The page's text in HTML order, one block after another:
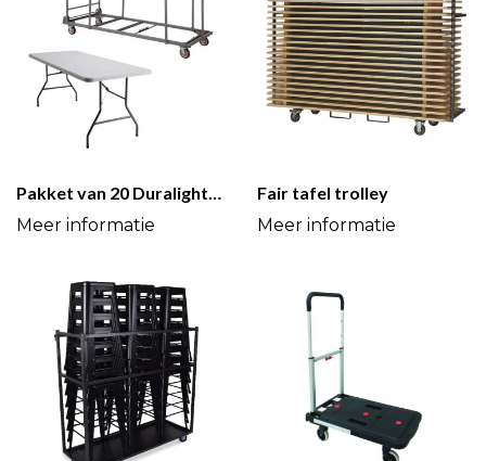
Pakket van 20 Duralight® tafels 183 cm + gratis trolley Fair tafel trolley